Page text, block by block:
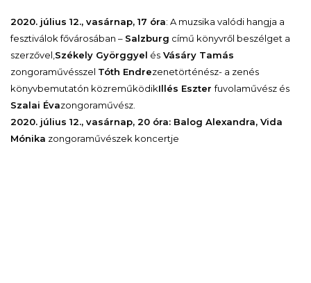
2020. július 12., vasárnap, 17 óra: A muzsika valódi hangja a
fesztiválok fővárosában – Salzburg című könyvről beszélget a
szerzővel, Székely Györggyel és Vásáry Tamás
zongoraművésszel Tóth Endrezenetörténész- a zenés
könyvbemutatón közreműködikIllés Eszterfuvolaművész és
Szalai Évazongoraművész.
2020. július 12., vasárnap, 20 óra: Balog Alexandra, Vida
Mónika zongoraművészek koncertje